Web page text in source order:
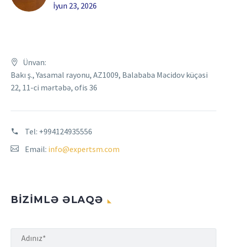
İyun 23, 2026
Ünvan:
Bakı ş., Yasamal rayonu, AZ1009, Balababa Məcidov küçəsi
22, 11-ci mərtəbə, ofis 36
Tel: +994124935556
Email: info@expertsm.com
BIZIMLƏ ƏLAQƏ